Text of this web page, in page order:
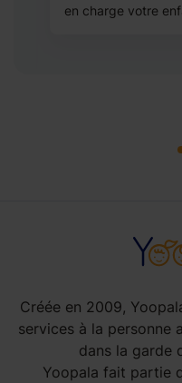
en charge votre
Créée en 2009,
services à la personne
dans la garde
Yoopala fait partie